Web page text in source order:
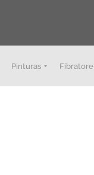
Pinturas Fibratore